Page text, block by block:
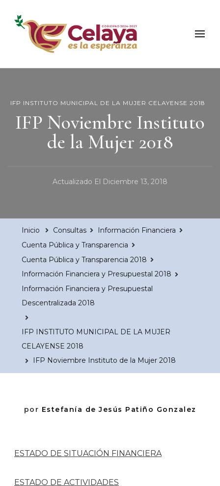
Municipio de Celaya
Portal Oficial del Municipio de Celaya
IFP INSTITUTO MUNICIPAL DE LA MUJER CELAYENSE 2018
IFP Noviembre Instituto
de la Mujer 2018
Actualizado El Diciembre 13, 2018
Inicio Consultas
Información Financiera
Cuenta Pública y Transparencia
Cuenta Pública y Transparencia 2018
Información Financiera y Presupuestal 2018
Información Financiera y Presupuestal
Descentralizada 2018
IFP INSTITUTO MUNICIPAL DE LA MUJER
CELAYENSE 2018
IFP Noviembre Instituto de la Mujer 2018
por Estefanía de Jesús Patiño Gonzalez
ESTADO DE SITUACIÓN FINANCIERA
ESTADO DE ACTIVIDADES